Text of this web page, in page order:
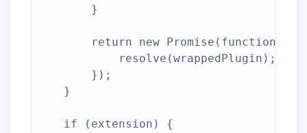
        }
return new Promise(function
            resolve(wrappedPlugin);
        });
    }
    if (extension) {